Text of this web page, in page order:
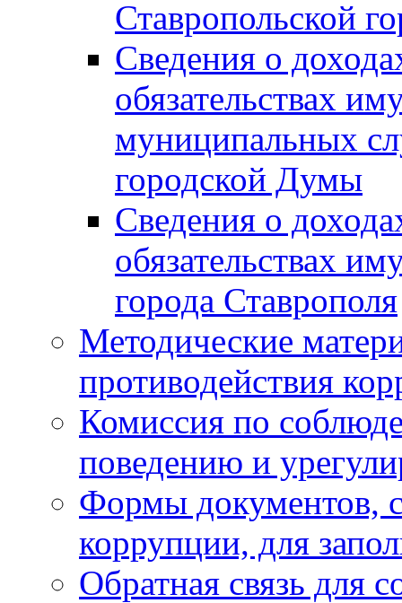
Ставропольской
Сведения о
обязательствах
муниципальных
городской Думы
Сведения о
обязательствах
города Ставрополя
Методические
противодействия
Комиссия по
поведению и
Формы документов,
коррупции, для
Обратная связь для